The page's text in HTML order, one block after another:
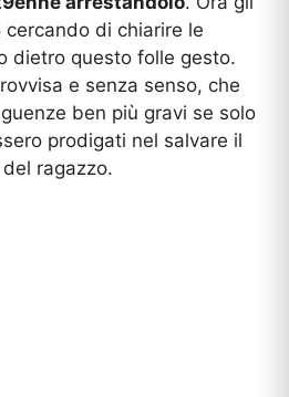
di chiarire le
dietro questo folle gesto.
e senza senso, che
ben più gravi se solo
prodigati nel salvare il
ragazzo.